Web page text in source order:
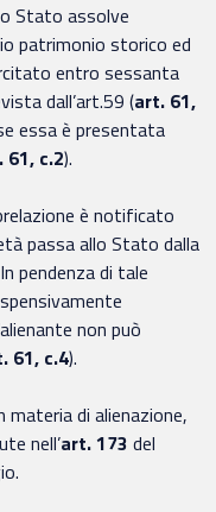
Stato assolve
patrimonio storico ed
entro sessanta
dall’art.59 (art. 61,
essa è presentata
61, c.2).
è notificato
passa allo Stato dalla
pendenza di tale
non può
61, c.4).
materia di alienazione,
nell’art. 173 del